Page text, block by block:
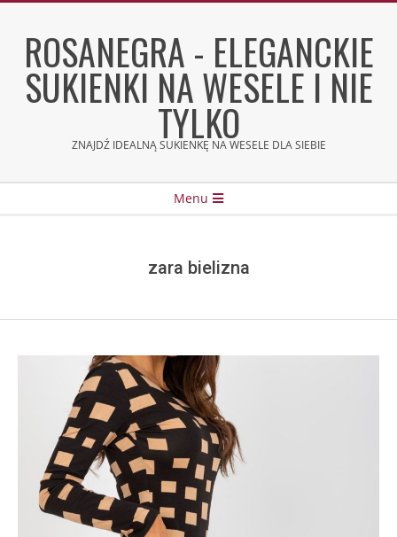
contentROSANEGRA - ELEGANCKIE
SUKIENKI NA WESELE I NIE
TYLKO
ZNAJDŹ IDEALNĄ SUKIENKĘ NA WESELE DLA SIEBIE
Menu
zara bielizna